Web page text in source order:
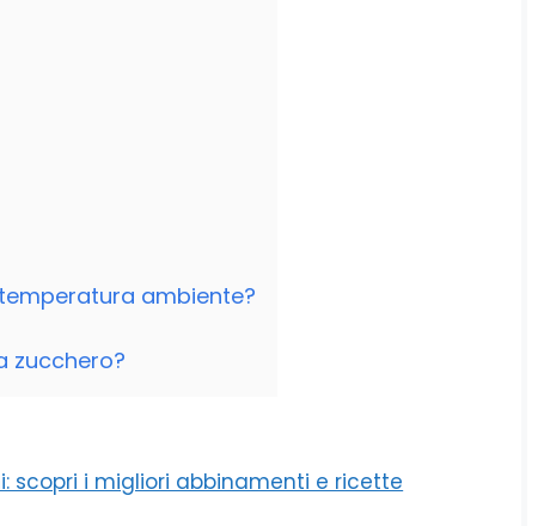
ambiente?
zucchero?
scopri i migliori abbinamenti e ricette